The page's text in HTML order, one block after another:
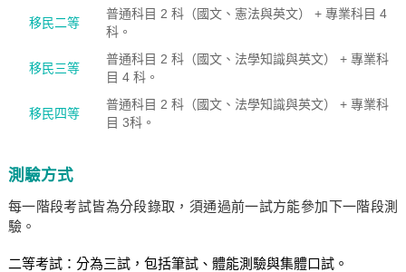
移民二等
普通科目 2 科（國文、憲法與英文） + 專業科目 4
科。
移民三等
普通科目 2 科（國文、法學知識與英文） + 專業科
目 4 科。
移民四等
普通科目 2 科（國文、法學知識與英文） + 專業科
目 3科。
測驗方式
每一階段考試皆為分段錄取，須通過前一試方能參加下一階段測
驗。
二等考試：分為三試，包括筆試、體能測驗與集體口試。